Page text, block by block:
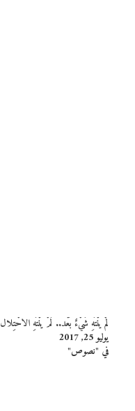
لمْ يَنْتَهِ شَيْءٌ بَعْد.. لَمْ يَنْتَهِ الاحْتِلال
يوليو 25, 2017
في "نصوص"